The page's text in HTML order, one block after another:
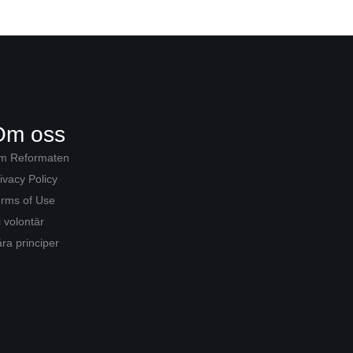
oss
Reformaten
Policy
of Use
volontär
principer